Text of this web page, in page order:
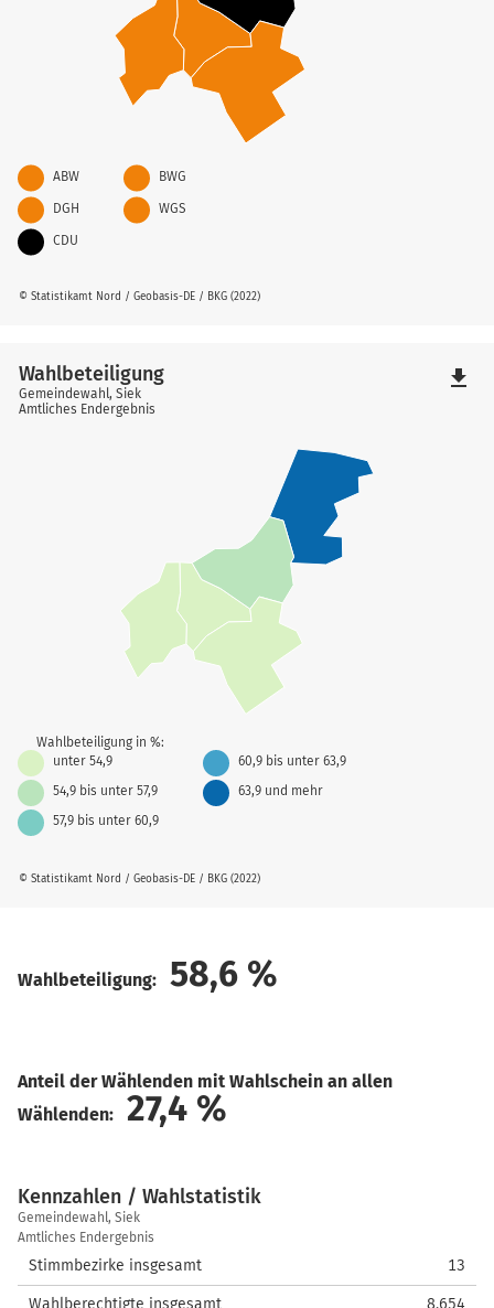
© Statistikamt Nord / Geobasis-DE / BKG (2022)
ABW
DGH
CDU
BWG
WGS
© Statistikamt Nord / Geobasis-DE / BKG (2022)
Wahlbeteiligung
Gemeindewahl, Siek
Amtliches Endergebnis
Wahlbeteiligung in %:
unter 54,9
54,9 bis unter 57,9
57,9 bis unter 60,9
60,9 bis unter 63,9
63,9 und mehr
file_download
Wahlbeteiligung: 58,6 %
Anteil der Wählenden mit Wahlschein an allen
Wählenden:
27,4 %
Kennzahlen / Wahlstatistik
Kennzahlen
/
Wahlstatistik
Gemeindewahl, Siek
Amtliches Endergebnis
Stimmbezirke insgesamt 13
Wahlberechtigte insgesamt 8.654